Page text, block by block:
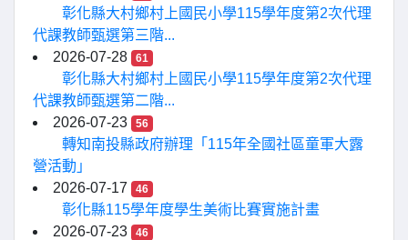
彰化縣大村鄉村上國民小學115學年度第2次代理
代課教師甄選第三階...
2026-07-28
61
彰化縣大村鄉村上國民小學115學年度第2次代理
代課教師甄選第二階...
2026-07-23
56
轉知南投縣政府辦理「115年全國社區童軍大露
營活動」
2026-07-17
46
彰化縣115學年度學生美術比賽實施計畫
2026-07-23
46